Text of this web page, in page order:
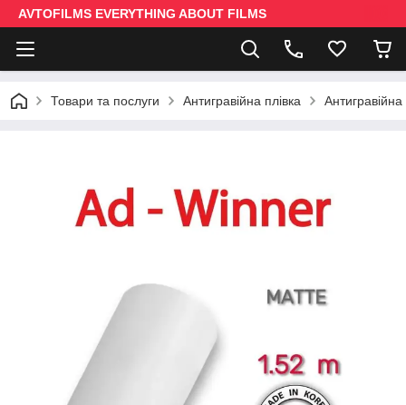
AVTOFILMS EVERYTHING ABOUT FILMS
Товари та послуги Антигравійна плівка